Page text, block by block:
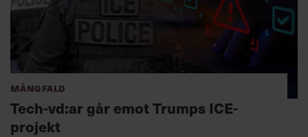
Mångfald
Tech-vd:ar går emot Trumps ICE-
projekt